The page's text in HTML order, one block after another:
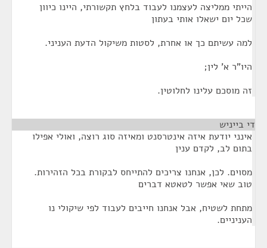
הייתי ממליצה לעצמנו לעבוד בלחץ תקשורתי, היינו כיוון
שכל יום ישאלו אותי בעתון
למה עשיתם כך או אחרת, לסטות משיקול הדעת העניני.
היו"ר א' לין;
זה מוסכם עלינו לחלוטין.
די בייניש
אינני יודעת איזה אינטרסנט ומאיזה סוג רוצה, ואולי אפילו
בתום לב, לקדם ענין
מסוים. לכן, אנחנו צריכים להתייחס לבקורת בכל הזהירות.
טוב שאי אפשר לטאטא דברים
מתחת לשטיח, אבל אנחנו חייבים לעבוד לפי שיקולי נו
העניניים.